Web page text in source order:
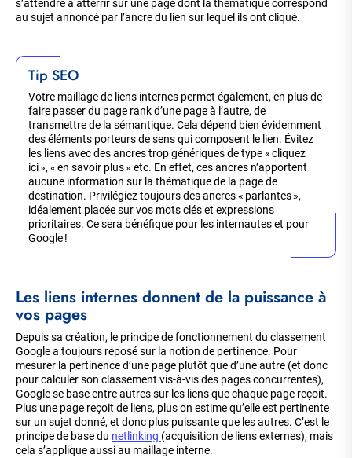
s’attendre à atterrir sur une page dont la thématique correspond
au sujet annoncé par l’ancre du lien sur lequel ils ont cliqué.
Tip SEO
Votre maillage de liens internes permet également, en plus de
faire passer du page rank d’une page à l’autre, de
transmettre de la sémantique. Cela dépend bien évidemment
des éléments porteurs de sens qui composent le lien. Évitez
les liens avec des ancres trop génériques de type « cliquez
ici », « en savoir plus » etc. En effet, ces ancres n’apportent
aucune information sur la thématique de la page de
destination. Privilégiez toujours des ancres « parlantes »,
idéalement placée sur vos mots clés et expressions
prioritaires. Ce sera bénéfique pour les internautes et pour
Google !
Les liens internes donnent de la puissance à
vos pages
Depuis sa création, le principe de fonctionnement du classement
Google a toujours reposé sur la notion de pertinence. Pour
mesurer la pertinence d’une page plutôt que d’une autre (et donc
pour calculer son classement vis-à-vis des pages concurrentes),
Google se base entre autres sur les liens que chaque page reçoit.
Plus une page reçoit de liens, plus on estime qu’elle est pertinente
sur un sujet donné, et donc plus puissante que les autres. C’est le
principe de base du netlinking (acquisition de liens externes), mais
cela s’applique aussi au maillage interne.